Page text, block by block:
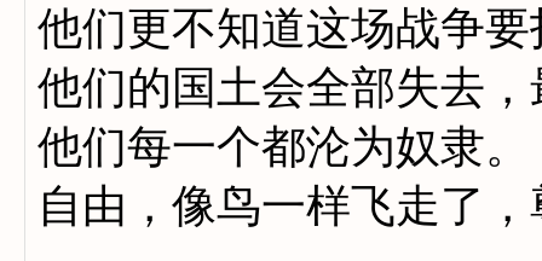
他们更不知道这场战争
他们的国土会全部失去，
他们每一个都沦为奴隶。
自由，像鸟一样飞走了